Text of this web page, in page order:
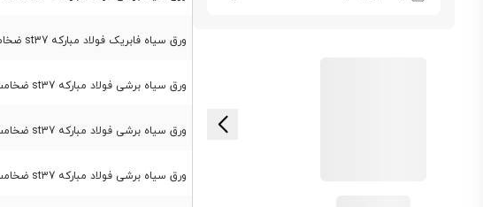
ورق سیاه فابریک فولاد مبارکه st37 ضخامت 3 عرض 1500*6000
ورق سیاه برشی فولاد مبارکه st37 ضخامت 3 عرض 1000
ورق سیاه برشی فولاد مبارکه st37 ضخامت 3 عرض 1250
ورق سیاه برشی فولاد مبارکه st37 ضخامت 3 عرض 1500